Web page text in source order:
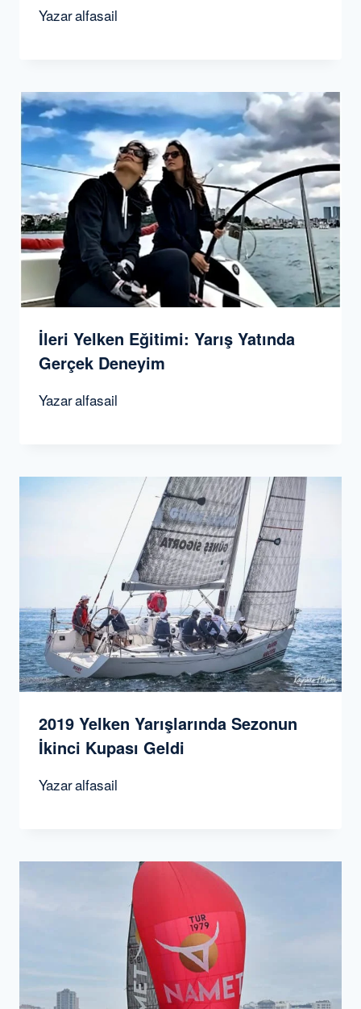
Yazaralfasail
İleri Yelken Eğitimi: Yarış Yatında
Gerçek Deneyim
Yazaralfasail
2019 Yelken Yarışlarında Sezonun
İkinci Kupası Geldi
Yazaralfasail